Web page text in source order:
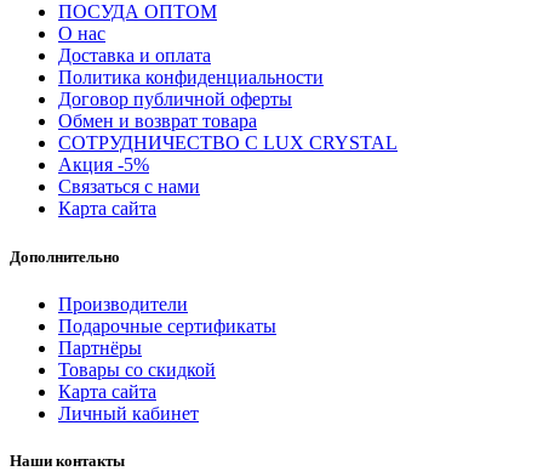
ПОСУДА ОПТОМ
О нас
Доставка и оплата
Политика конфиденциальности
Договор публичной оферты
Обмен и возврат товара
СОТРУДНИЧЕСТВО С LUX CRYSTAL
Акция -5%
Связаться с нами
Карта сайта
Дополнительно
Производители
Подарочные сертификаты
Партнёры
Товары со скидкой
Карта сайта
Личный кабинет
Наши контакты